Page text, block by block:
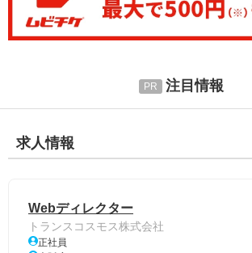
注目情報
求人情報
Webディレクター
トランスコスモス株式会社
正社員